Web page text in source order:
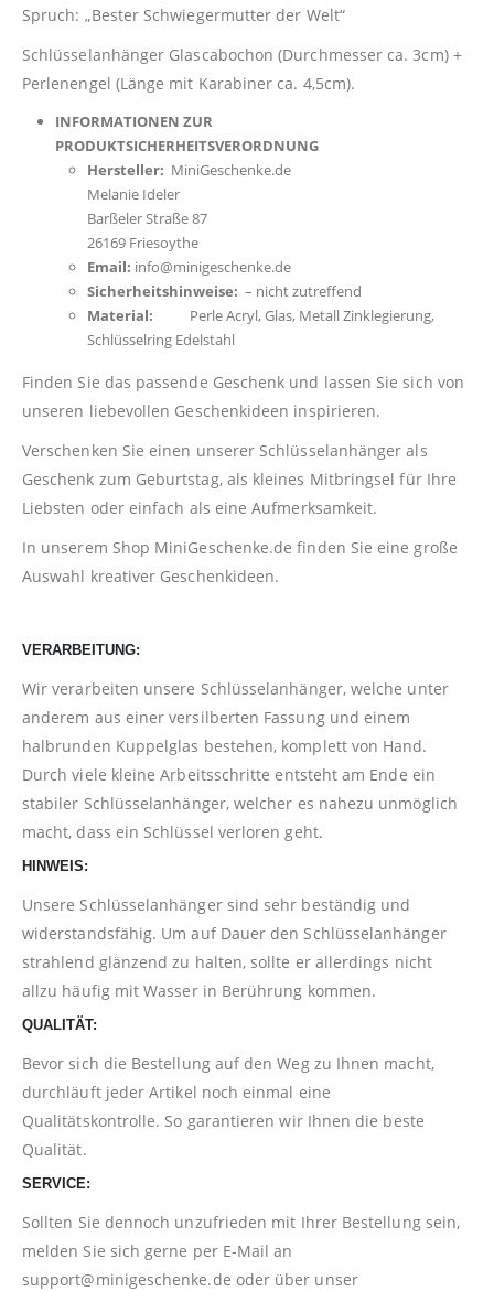
Spruch: „Bester Schwiegermutter der Welt“
Schlüsselanhänger Glascabochon (Durchmesser ca. 3cm) +
Perlenengel (Länge mit Karabiner ca. 4,5cm).
INFORMATIONEN ZUR
PRODUKTSICHERHEITSVERORDNUNG
Hersteller: MiniGeschenke.de
Melanie Ideler
Barßeler Straße 87
26169 Friesoythe
Email: info@minigeschenke.de
Sicherheitshinweise: – nicht zutreffend
Material: Perle Acryl, Glas, Metall Zinklegierung,
Schlüsselring Edelstahl
Finden Sie das passende Geschenk und lassen Sie sich von
unseren liebevollen Geschenkideen inspirieren.
Verschenken Sie einen unserer Schlüsselanhänger als
Geschenk zum Geburtstag, als kleines Mitbringsel für Ihre
Liebsten oder einfach als eine Aufmerksamkeit.
In unserem Shop MiniGeschenke.de finden Sie eine große
Auswahl kreativer Geschenkideen.
VERARBEITUNG:
Wir verarbeiten unsere Schlüsselanhänger, welche unter
anderem aus einer versilberten Fassung und einem
halbrunden Kuppelglas bestehen, komplett von Hand.
Durch viele kleine Arbeitsschritte entsteht am Ende ein
stabiler Schlüsselanhänger, welcher es nahezu unmöglich
macht, dass ein Schlüssel verloren geht.
HINWEIS:
Unsere Schlüsselanhänger sind sehr beständig und
widerstandsfähig. Um auf Dauer den Schlüsselanhänger
strahlend glänzend zu halten, sollte er allerdings nicht
allzu häufig mit Wasser in Berührung kommen.
QUALITÄT:
Bevor sich die Bestellung auf den Weg zu Ihnen macht,
durchläuft jeder Artikel noch einmal eine
Qualitätskontrolle. So garantieren wir Ihnen die beste
Qualität.
SERVICE:
Sollten Sie dennoch unzufrieden mit Ihrer Bestellung sein,
melden Sie sich gerne per E-Mail an
support@minigeschenke.de oder über unser